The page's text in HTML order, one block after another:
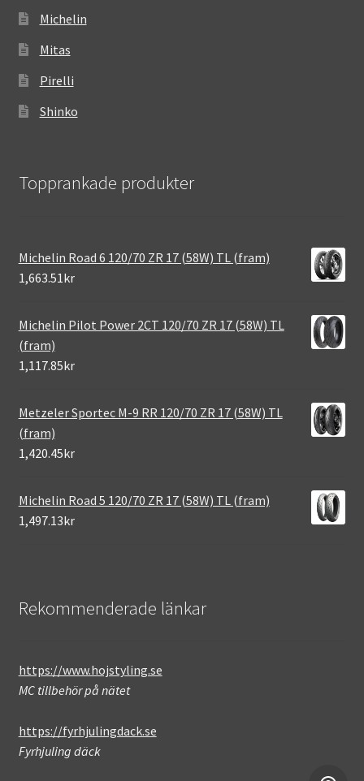
Michelin
Mitas
Pirelli
Shinko
Topprankade produkter
Michelin Road 6 120/70 ZR 17 (58W) TL (fram)
1,663.51kr
Michelin Pilot Power 2CT 120/70 ZR 17 (58W) TL
(fram)
1,117.85kr
Metzeler Sportec M-9 RR 120/70 ZR 17 (58W) TL
(fram)
1,420.45kr
Michelin Road 5 120/70 ZR 17 (58W) TL (fram)
1,497.13kr
Rekommenderade länkar
https://www.hojstyling.se
MC tillbehör på nätet
https://fyrhjulingdack.se
Fyrhjuling däck